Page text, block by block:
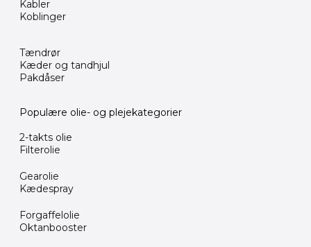
Kabler
Koblinger
Tændrør
Kæder og tandhjul
Pakdåser
Populære olie- og plejekategorier
2-takts olie
Filterolie
Gearolie
Kædespray
Forgaffelolie
Oktanbooster